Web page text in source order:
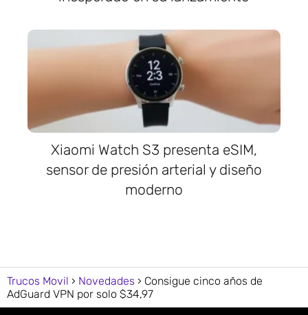
Xiaomi Watch S3 presenta eSIM,
sensor de presión arterial y diseño
moderno
Trucos Movil Novedades
Consigue cinco años de
AdGuard VPN por solo $34,97